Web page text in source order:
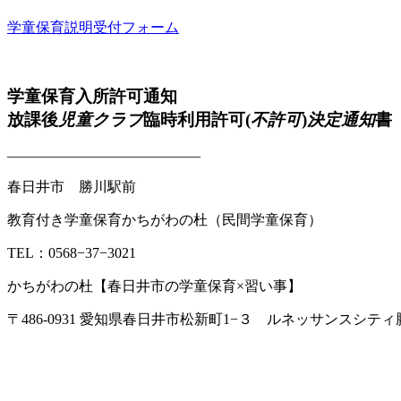
学童保育説明受付フォーム
学童保育入所許可通知
放課後 児童クラブ臨時利用許可(不許可)決定通知書
—————————————–
春日井市 勝川駅前
教育付き学童保育かちがわの杜（民間学童保育）
TEL：0568−37−3021
かちがわの杜【春日井市の学童保育×習い事】
〒486-0931 愛知県春日井市松新町1−３ ルネッサンスシティ